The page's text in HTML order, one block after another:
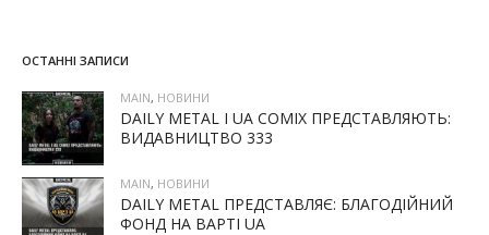
ОСТАННІ ЗАПИСИ
MAIN, НОВИНИ
DAILY METAL І UA COMIX ПРЕДСТАВЛЯЮТЬ:
ВИДАВНИЦТВО 333
MAIN, НОВИНИ
DAILY METAL ПРЕДСТАВЛЯЄ: БЛАГОДІЙНИЙ
ФОНД НА ВАРТІ UA